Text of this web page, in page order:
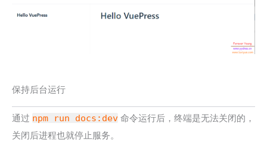
保持后台运行
通过 npm run docs:dev 命令运行后，终端是无法关闭的，
关闭后进程也就停止服务。